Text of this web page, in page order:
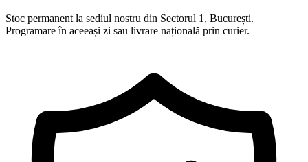
Stoc permanent la sediul nostru din Sectorul 1, București.
Programare în aceeași zi sau livrare națională prin curier.